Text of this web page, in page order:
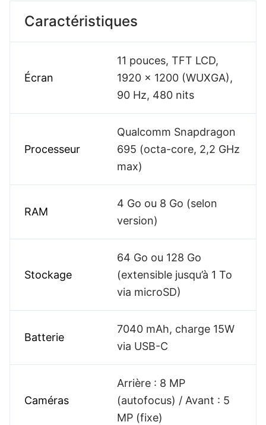
Caractéristiques
Écran
11 pouces, TFT LCD,
1920 x 1200 (WUXGA),
90 Hz, 480 nits
Processeur
Qualcomm Snapdragon
695 (octa-core, 2,2 GHz
max)
RAM
4 Go ou 8 Go (selon
version)
Stockage
64 Go ou 128 Go
(extensible jusqu’à 1 To
via microSD)
Batterie
7040 mAh, charge 15W
via USB-C
Caméras
Arrière : 8 MP
(autofocus) / Avant : 5
MP (fixe)